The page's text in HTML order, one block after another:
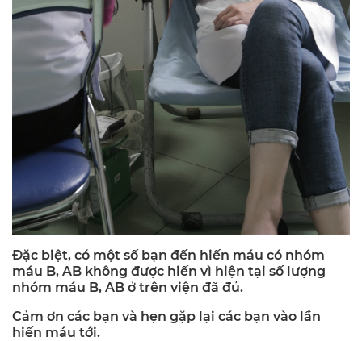
Đặc biệt, có một số bạn đến hiến máu có nhóm
máu B, AB không được hiến vì hiện tại số lượng
nhóm máu B, AB ở trên viện đã đủ.
Cảm ơn các bạn và hẹn gặp lại các bạn vào lần
hiến máu tới.